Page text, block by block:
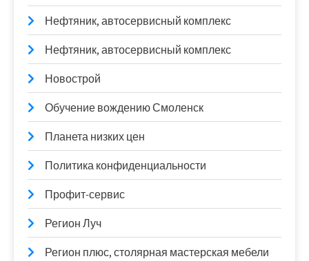
Нефтяник, автосервисный комплекс
Нефтяник, автосервисный комплекс
Новострой
Обучение вождению Смоленск
Планета низких цен
Политика конфиденциальности
Профит-сервис
Регион Луч
Регион плюс, столярная мастерская мебели